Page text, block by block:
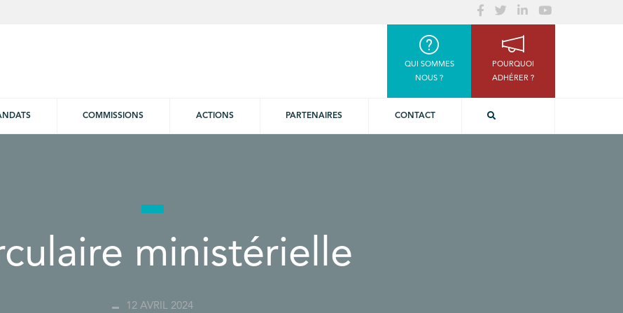
QUI SOMMES
NOUS ?
POURQUOI
ADHÉRER ?
COMMISSIONS ACTIONS PARTENAIRES CONTACT
ministérielle
12 AVRIL 2024